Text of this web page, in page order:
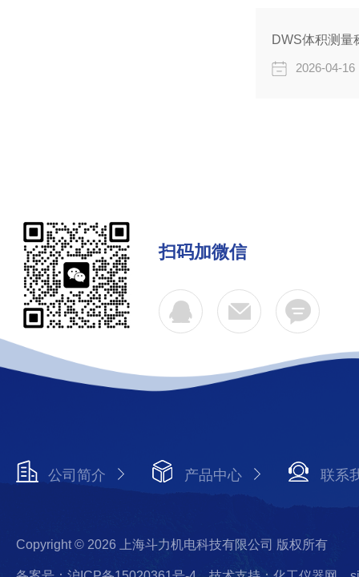
DWS体积测量
2026-04-16
扫码加微信
公司简介 产品中心 联系
Copyright © 2026 上海斗力机电科技有限公司 版权所有